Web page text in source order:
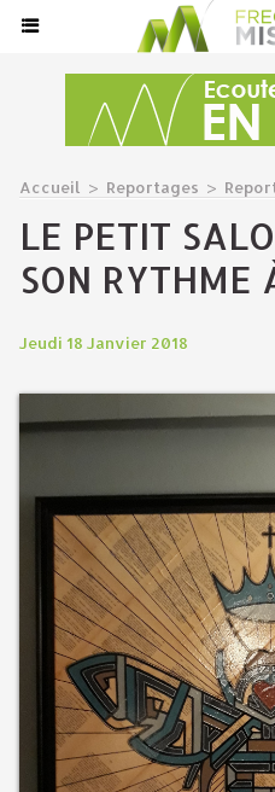
Accueil > Reportages >
LE PETIT
SON RYTHME
Jeudi 18 Janvier 2018